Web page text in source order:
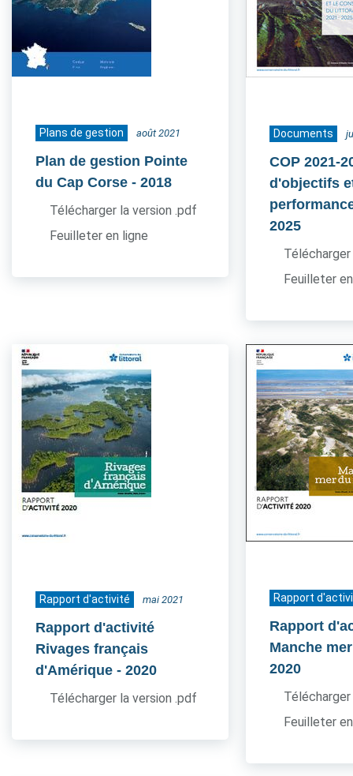
Plans de gestion août 2021
Plan de gestion Pointe
du Cap Corse - 2018
Télécharger la version .pdf
Feuilleter en ligne
Documents
COP 2021-
d'objectifs
2025
Feuilleter
Rapport d'activité mai 2021
Rapport d'activité
Rivages français
d'Amérique - 2020
Télécharger la version .pdf
Rapport
Rapport
Manche
2020
Feuilleter